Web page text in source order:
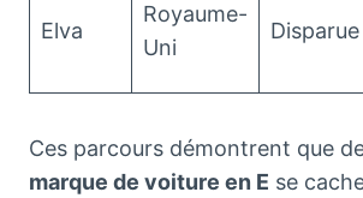
Elva
Royaume-
Uni
Disparue
Ces parcours démontrent que
marque de voiture en E se